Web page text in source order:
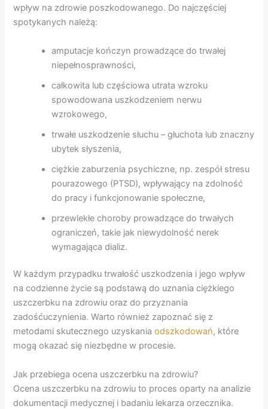
wpływ na zdrowie poszkodowanego. Do najczęściej
spotykanych należą:
amputacje kończyn prowadzące do trwałej
niepełnosprawności,
całkowita lub częściowa utrata wzroku
spowodowana uszkodzeniem nerwu
wzrokowego,
trwałe uszkodzenie słuchu – głuchota lub znaczny
ubytek słyszenia,
ciężkie zaburzenia psychiczne, np. zespół stresu
pourazowego (PTSD), wpływający na zdolność
do pracy i funkcjonowanie społeczne,
przewlekłe choroby prowadzące do trwałych
ograniczeń, takie jak niewydolność nerek
wymagająca dializ.
W każdym przypadku trwałość uszkodzenia i jego wpływ
na codzienne życie są podstawą do uznania ciężkiego
uszczerbku na zdrowiu oraz do przyznania
zadośćuczynienia. Warto również zapoznać się z
metodami skutecznego uzyskaniaodszkodowań, które
mogą okazać się niezbędne w procesie.
Jak przebiega ocena uszczerbku na zdrowiu?
Ocena uszczerbku na zdrowiu to proces oparty na analizie
dokumentacji medycznej i badaniu lekarza orzecznika.